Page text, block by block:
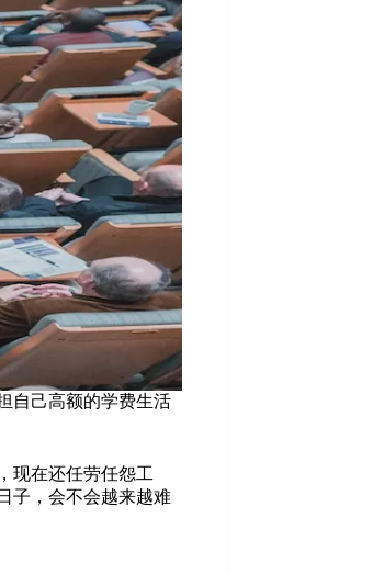
自己高额的学费生活
现在还任劳任怨工
子，会不会越来越难